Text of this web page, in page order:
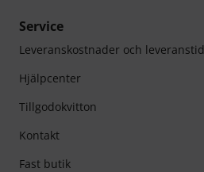
Service
Leveranskostnader och leveranstid
Hjälpcenter
Tillgodokvitton
Kontakt
Fast butik